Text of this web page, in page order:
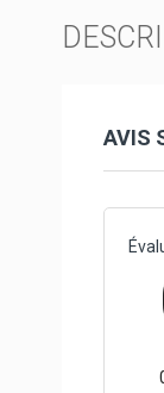
AVIS